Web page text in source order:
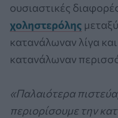
ουσιαστικές
χοληστερόλης
κατανάλωναν λίγα
κατανάλωναν
«Παλαιότερα
περιορίσουμε την